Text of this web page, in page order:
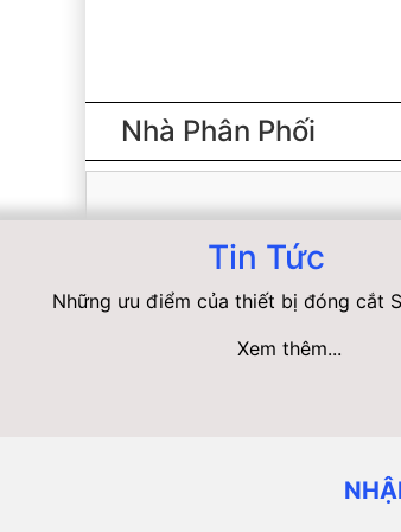
Nhà Phân Phối
Tin Tức
Những ưu điểm của thiết bị đóng cắt
Xem thêm...